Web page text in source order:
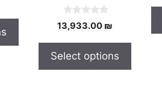
0
o
o
5
13,933.00 ₪
Select options